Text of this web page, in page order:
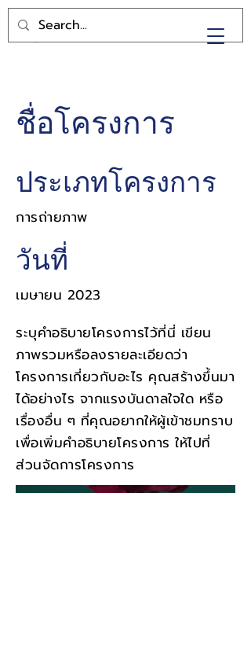
SRD
ชื่อโครงการ
ประเภทโครงการ
การถ่ายภาพ
วันที่
เมษายน 2023
ระบุคำอธิบายโครงการไว้ที่นี่ เขียน
ภาพรวมหรือลงรายละเอียดว่า
โครงการเกี่ยวกับอะไร คุณสร้างขึ้นมา
ได้อย่างไร จากแรงบันดาลใจใด หรือ
เรื่องอื่น ๆ ที่คุณอยากให้ผู้เข้าชมทราบ
เพื่อเพิ่มคำอธิบายโครงการ ให้ไปที่
ส่วนจัดการโครงการ